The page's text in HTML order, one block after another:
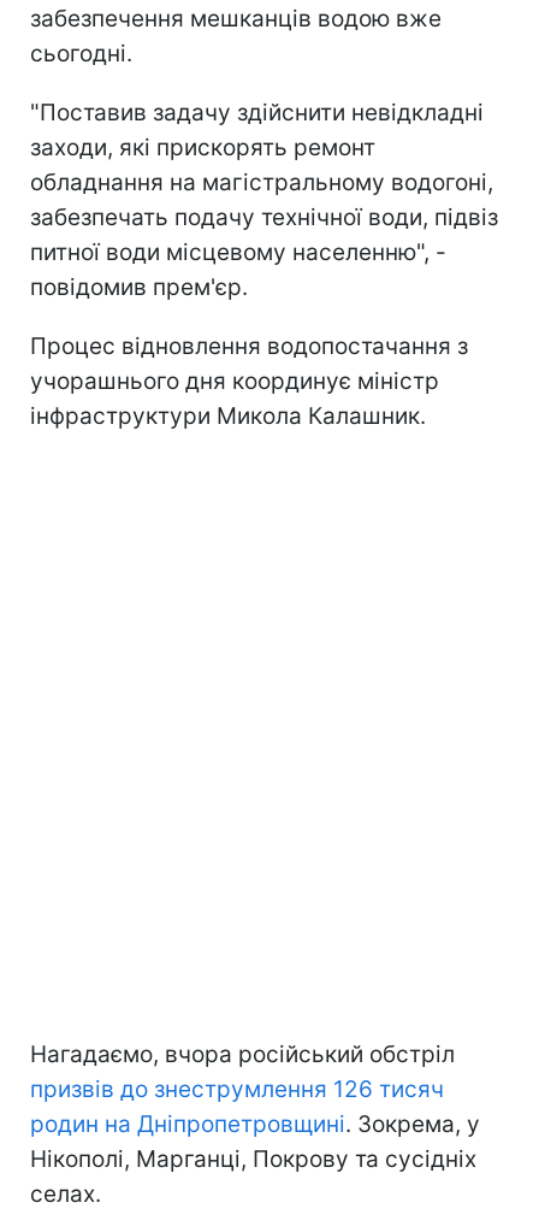
забезпечення мешканців водою вже
сьогодні.
"Поставив задачу здійснити невідкладні
заходи, які прискорять ремонт
обладнання на магістральному водогоні,
забезпечать подачу технічної води, підвіз
питної води місцевому населенню", -
повідомив прем'єр.
Процес відновлення водопостачання з
учорашнього дня координує міністр
інфраструктури Микола Калашник.
Нагадаємо, вчора російський обстріл
призвів до знеструмлення 126 тисяч
родин на Дніпропетровщині. Зокрема, у
Нікополі, Марганці, Покрову та сусідніх
селах.